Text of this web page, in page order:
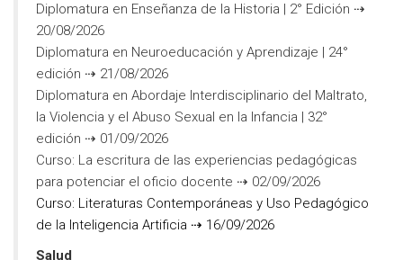
Diplomatura en Enseñanza de la Historia | 2° Edición ⇢
20/08/2026
Diplomatura en Neuroeducación y Aprendizaje | 24°
edición ⇢ 21/08/2026
Diplomatura en Abordaje Interdisciplinario del Maltrato,
la Violencia y el Abuso Sexual en la Infancia | 32°
edición ⇢ 01/09/2026
Curso: La escritura de las experiencias pedagógicas
para potenciar el oficio docente ⇢ 02/09/2026
Curso: Literaturas Contemporáneas y Uso Pedagógico
de la Inteligencia Artificia ⇢ 16/09/2026
Salud